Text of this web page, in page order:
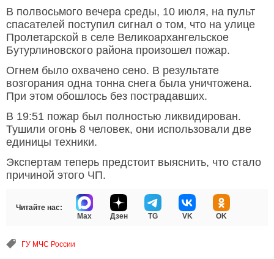
В полвосьмого вечера среды, 10 июля, на пульт
спасателей поступил сигнал о том, что на улице
Пролетарской в селе Великоархангельское
Бутурлиновского района произошел пожар.
Огнем было охвачено сено. В результате
возгорания одна тонна снега была уничтожена.
При этом обошлось без пострадавших.
В 19:51 пожар был полностью ликвидирован.
Тушили огонь 8 человек, они использовали две
единицы техники.
Экспертам теперь предстоит выяснить, что стало
причиной этого ЧП.
Читайте нас:
Max
Дзен TG VK OK
ГУ МЧС России